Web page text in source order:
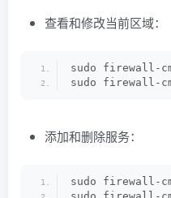
查看和修改当前区域：
sudo firewall-
sudo firewall-
添加和删除服务：
sudo firewall-